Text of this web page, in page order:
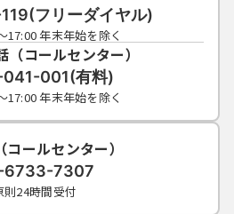
フリーダイヤル)
17:00 年末年始を除く
（コールセンター）
001(有料)
17:00 年末年始を除く
コールセンター）
6733-7307
則24時間受付